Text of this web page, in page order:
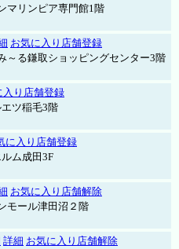
マリンピア専門館1階
お気に入り店舗登録
～る鎌取ショッピングセンター3階
入り店舗登録
ツ稲毛3階
に入り店舗登録
ム成田3F
お気に入り店舗解除
モール津田沼２階
詳細 お気に入り店舗解除